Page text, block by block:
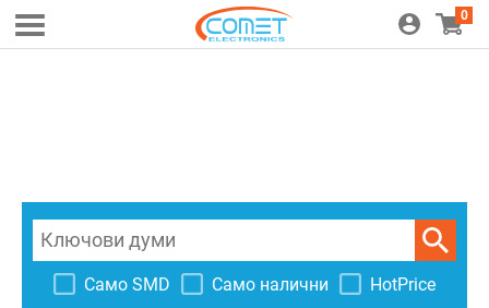
0
Само SMD Само налични HotPrice